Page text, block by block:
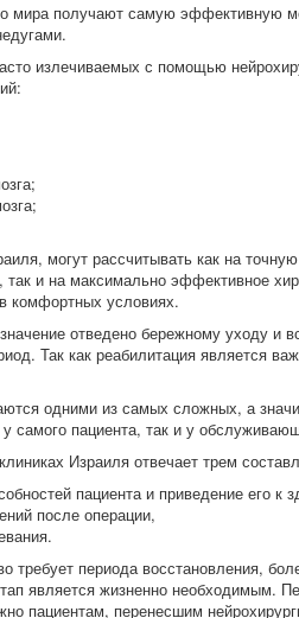
мира получают самую эффективную
излечиваемых с помощью
могут рассчитывать как на
так и на максимально эффективное
комфортных условиях.
отведено бережному уходу и
Так как реабилитация является
одними из самых сложных, а
самого пациента, так и у
Израиля отвечает трем
пациента и приведение его к
после операции,
требует периода восстановления,
является жизненно необходимым.
пациентам, перенесшим